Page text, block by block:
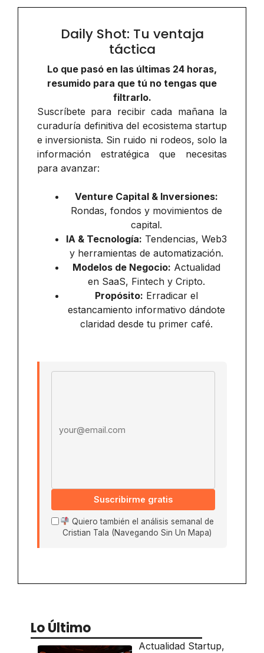
Daily Shot: Tu ventaja
táctica
Lo que pasó en las últimas 24 horas,
resumido para que tú no tengas que
filtrarlo.
Suscríbete para recibir cada mañana la
curaduría definitiva del ecosistema startup
e inversionista. Sin ruido ni rodeos, solo la
información estratégica que necesitas
para avanzar:
Venture Capital & Inversiones:
Rondas, fondos y movimientos de
capital.
IA & Tecnología: Tendencias, Web3
y herramientas de automatización.
Modelos de Negocio: Actualidad
en SaaS, Fintech y Cripto.
Propósito: Erradicar el
estancamiento informativo dándote
claridad desde tu primer café.
Suscribirme gratis
Quiero también el análisis semanal de
Cristian Tala (Navegando Sin Un Mapa)
Lo Último
Actualidad Startup,